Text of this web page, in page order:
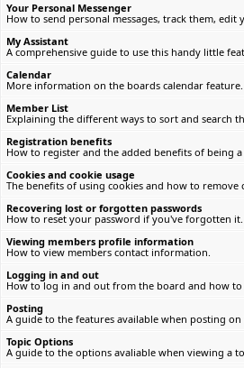
Your Personal Messenger
How to send personal messages, track them,
My Assistant
A comprehensive guide to use this handy little
Calendar
More information on the boards calendar feature.
Member List
Explaining the different ways to sort and search
Registration benefits
How to register and the added benefits of being
Cookies and cookie usage
The benefits of using cookies and how to remove
Recovering lost or forgotten passwords
How to reset your password if you've forgotten it.
Viewing members profile information
How to view members contact information.
Logging in and out
How to log in and out from the board and how
Posting
A guide to the features available when posting on
Topic Options
A guide to the options avaliable when viewing a